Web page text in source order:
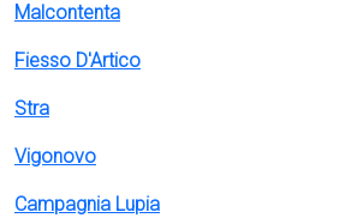
Malcontenta
Fiesso D'Artico
Stra
Vigonovo
Campagnia Lupia